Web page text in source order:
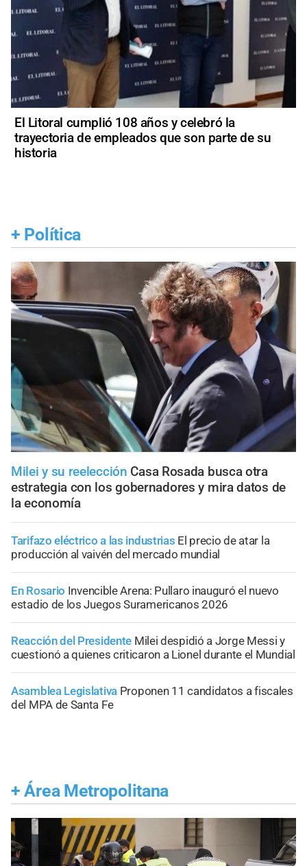
El Litoral cumplió 108 años y celebró la
trayectoria de empleados que son parte de su
historia
+ Política
Milei y su reelección Casa Rosada busca otra
estrategia con los gobernadores y mira datos de
la economía
Tarifazo eléctrico a las industrias El precio de atar la
producción al vaivén del mercado mundial
En Rosario Invencible Arena: Pullaro inauguró el nuevo
estadio de los Juegos Suramericanos 2026
Reacción del Presidente Milei despidió a Jorge Messi y
cuestionó a quienes criticaron a Lionel durante el Mundial
Asamblea Legislativa Proponen 11 candidatos a fiscales
del MPA de Santa Fe
+ Área Metropolitana